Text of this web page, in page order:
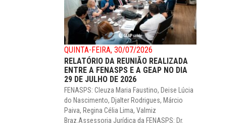
QUINTA-FEIRA, 30/07/2026
RELATÓRIO DA REUNIÃO REALIZADA
ENTRE A FENASPS E A GEAP NO DIA
29 DE JULHO DE 2026
FENASPS: Cleuza Maria Faustino, Deise Lúcia
do Nascimento, Djalter Rodrigues, Márcio
Paiva, Regina Célia Lima, Valmiz
Braz.Assessoria Jurídica da FENASPS: Dr.